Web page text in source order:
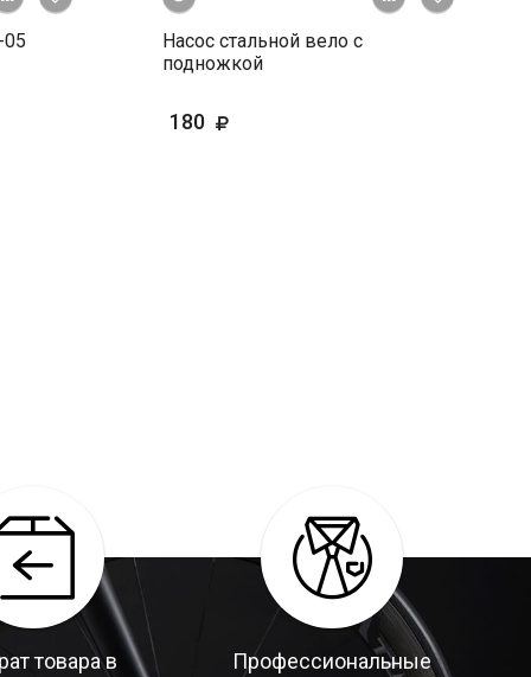
05
Насос стальной вело с
подножкой
180
товара в
Профессиональные